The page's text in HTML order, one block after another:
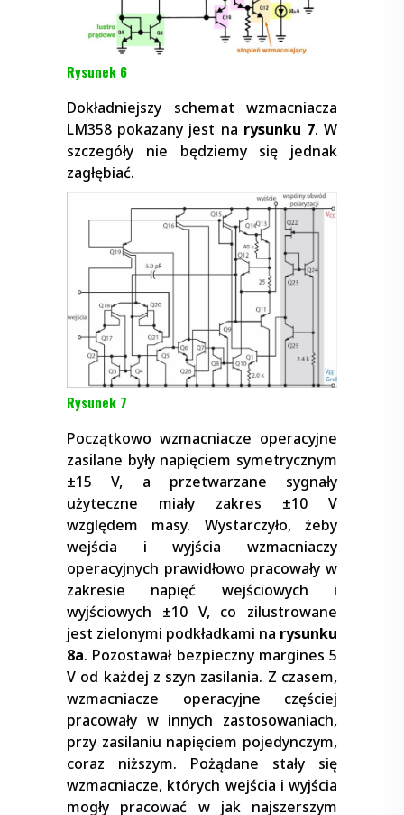
Rysunek 6
Dokładniejszy schemat wzmacniacza
LM358 pokazany jest na rysunku 7. W
szczegóły nie będziemy się jednak
zagłębiać.
Rysunek 7
Początkowo wzmacniacze operacyjne
zasilane były napięciem symetrycznym
±15 V, a przetwarzane sygnały
użyteczne miały zakres ±10 V
względem masy. Wystarczyło, żeby
wejścia i wyjścia wzmacniaczy
operacyjnych prawidłowo pracowały w
zakresie napięć wejściowych i
wyjściowych ±10 V, co zilustrowane
jest zielonymi podkładkami na rysunku
8a. Pozostawał bezpieczny margines 5
V od każdej z szyn zasilania. Z czasem,
wzmacniacze operacyjne częściej
pracowały w innych zastosowaniach,
przy zasilaniu napięciem pojedynczym,
coraz niższym. Pożądane stały się
wzmacniacze, których wejścia i wyjścia
mogły pracować w jak najszerszym